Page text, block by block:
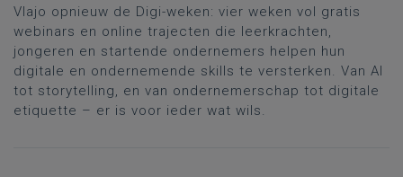
Vlajo opnieuw de Digi-weken: vier weken vol gratis
webinars en online trajecten die leerkrachten,
jongeren en startende ondernemers helpen hun
digitale en ondernemende skills te versterken. Van AI
tot storytelling, en van ondernemerschap tot digitale
etiquette – er is voor ieder wat wils.